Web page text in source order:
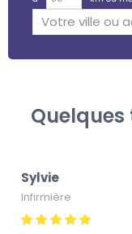
Sylvie
Infirmière